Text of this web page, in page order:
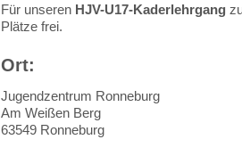
Für unseren HJV-U17-Kaderlehrgang
Plätze frei.
Ort:
Jugendzentrum Ronneburg
Am Weißen Berg
63549 Ronneburg